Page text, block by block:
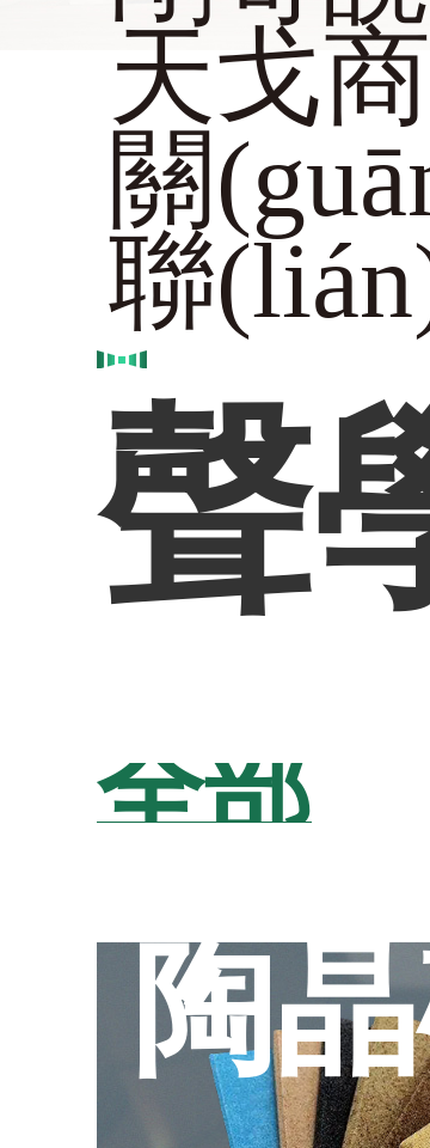
天戈
關
聯
聲
全部
陶